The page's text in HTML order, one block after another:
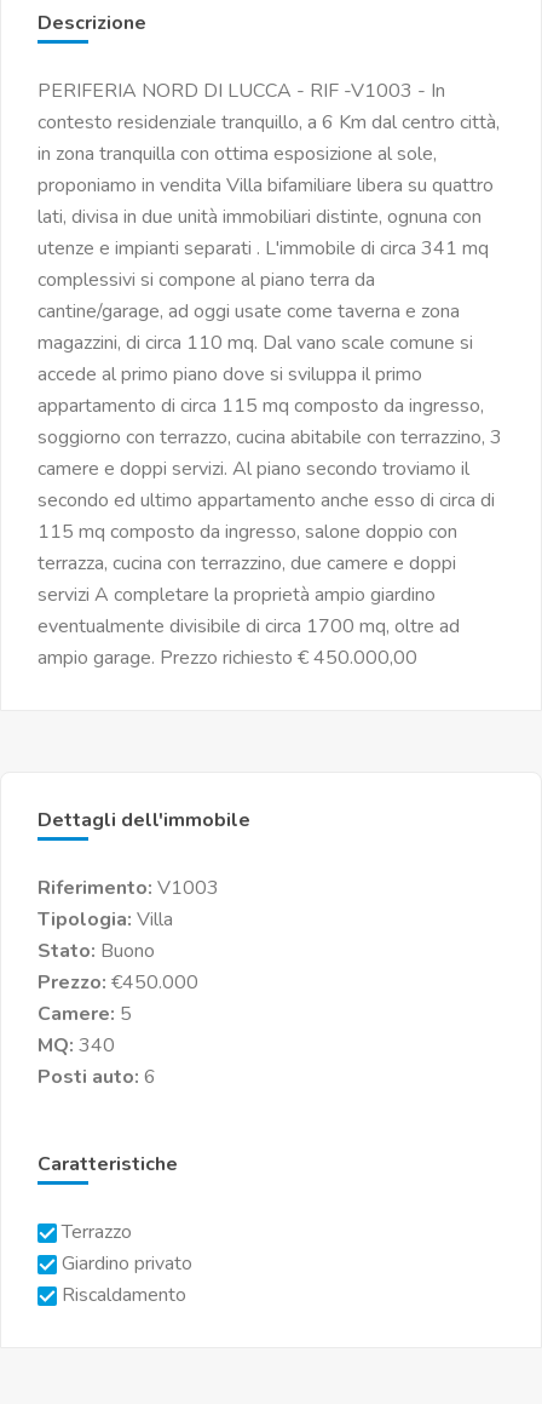
Descrizione
PERIFERIA NORD DI LUCCA - RIF -V1003 - In
contesto residenziale tranquillo, a 6 Km dal centro città,
in zona tranquilla con ottima esposizione al sole,
proponiamo in vendita Villa bifamiliare libera su quattro
lati, divisa in due unità immobiliari distinte, ognuna con
utenze e impianti separati . L'immobile di circa 341 mq
complessivi si compone al piano terra da
cantine/garage, ad oggi usate come taverna e zona
magazzini, di circa 110 mq. Dal vano scale comune si
accede al primo piano dove si sviluppa il primo
appartamento di circa 115 mq composto da ingresso,
soggiorno con terrazzo, cucina abitabile con terrazzino, 3
camere e doppi servizi. Al piano secondo troviamo il
secondo ed ultimo appartamento anche esso di circa di
115 mq composto da ingresso, salone doppio con
terrazza, cucina con terrazzino, due camere e doppi
servizi A completare la proprietà ampio giardino
eventualmente divisibile di circa 1700 mq, oltre ad
ampio garage. Prezzo richiesto € 450.000,00
Dettagli dell'immobile
Riferimento: V1003
Tipologia: Villa
Stato: Buono
Prezzo: €450.000
Camere: 5
MQ: 340
Posti auto: 6
Caratteristiche
Terrazzo
Giardino privato
Riscaldamento